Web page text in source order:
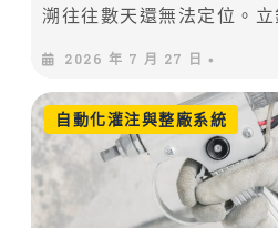
溯往往數天還無法定位。
成從客訴到問題定位的全流
2026 年 7 月 27 日 •
自動化灌注與整廠系統